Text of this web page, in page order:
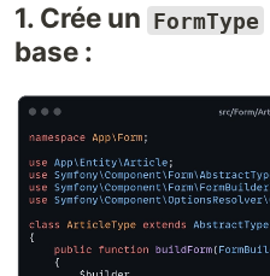
1. Crée un FormType
base :